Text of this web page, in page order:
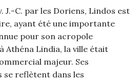
J.-C. par les Doriens, Lindos est
ayant été une importante
pour son acropole
Athéna Lindia, la ville était
majeur. Ses
se reflètent dans les